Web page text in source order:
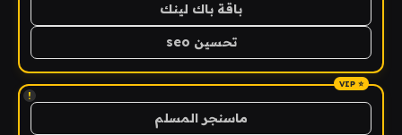
باقة باك لينك
تحسين seo
!
ماسنجر المسلم